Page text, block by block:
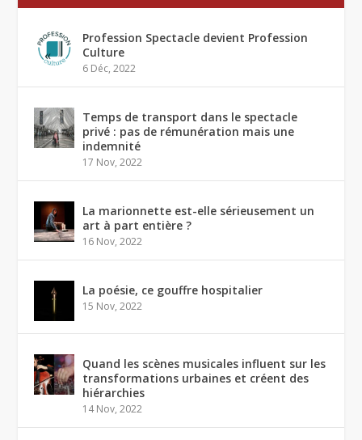
Profession Spectacle devient Profession
Culture
6 Déc, 2022
Temps de transport dans le spectacle
privé : pas de rémunération mais une
indemnité
17 Nov, 2022
La marionnette est-elle sérieusement un
art à part entière ?
16 Nov, 2022
La poésie, ce gouffre hospitalier
15 Nov, 2022
Quand les scènes musicales influent sur les
transformations urbaines et créent des
hiérarchies
14 Nov, 2022